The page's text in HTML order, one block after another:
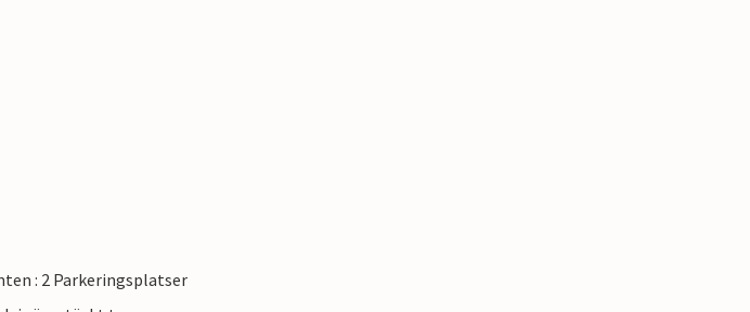
: 2 Parkeringsplatser